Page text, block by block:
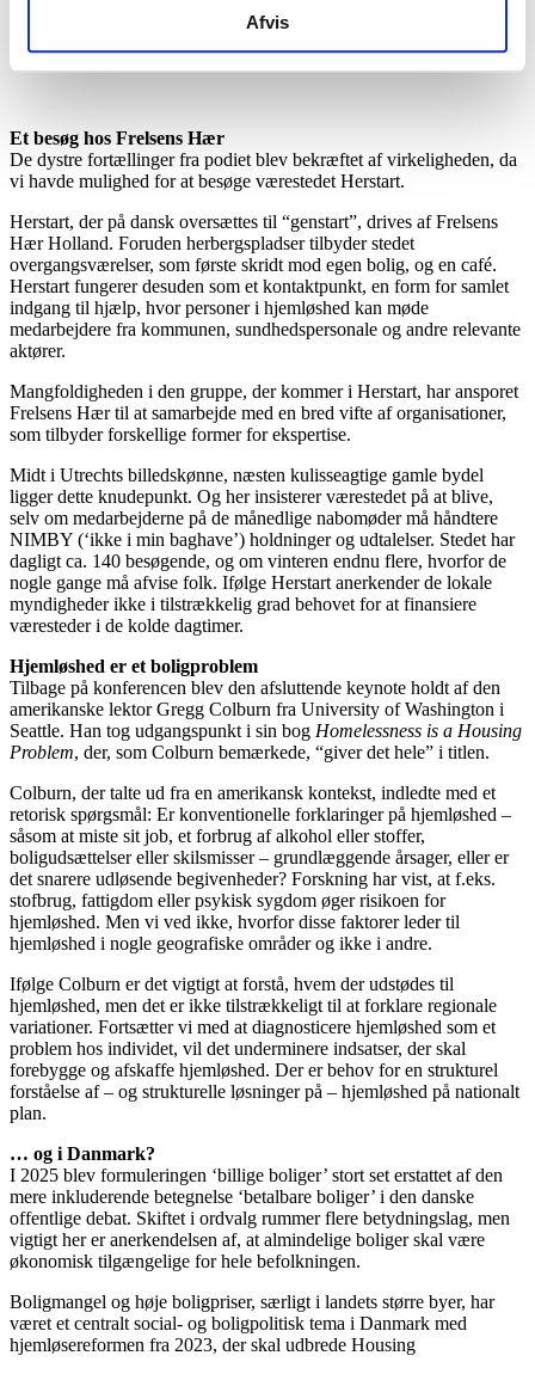
Afvis
økonomisk tilgængelige for hele befolkningen.
Et besøg hos Frelsens Hær
De dystre fortællinger fra podiet blev bekræftet af virkeligheden, da
vi havde mulighed for at besøge værestedet Herstart.
Herstart, der på dansk oversættes til “genstart”, drives af Frelsens
Hær Holland. Foruden herbergspladser tilbyder stedet
overgangsværelser, som første skridt mod egen bolig, og en café.
Herstart fungerer desuden som et kontaktpunkt, en form for samlet
indgang til hjælp, hvor personer i hjemløshed kan møde
medarbejdere fra kommunen, sundhedspersonale og andre relevante
aktører.
Mangfoldigheden i den gruppe, der kommer i Herstart, har ansporet
Frelsens Hær til at samarbejde med en bred vifte af organisationer,
som tilbyder forskellige former for ekspertise.
Midt i Utrechts billedskønne, næsten kulisseagtige gamle bydel
ligger dette knudepunkt. Og her insisterer værestedet på at blive,
selv om medarbejderne på de månedlige nabomøder må håndtere
NIMBY (‘ikke i min baghave’) holdninger og udtalelser. Stedet har
dagligt ca. 140 besøgende, og om vinteren endnu flere, hvorfor de
nogle gange må afvise folk. Ifølge Herstart anerkender de lokale
myndigheder ikke i tilstrækkelig grad behovet for at finansiere
væresteder i de kolde dagtimer.
Hjemløshed er et boligproblem
Tilbage på konferencen blev den afsluttende keynote holdt af den
amerikanske lektor Gregg Colburn fra University of Washington i
Seattle. Han tog udgangspunkt i sin bog Homelessness is a Housing
Problem, der, som Colburn bemærkede, “giver det hele” i titlen.
Colburn, der talte ud fra en amerikansk kontekst, indledte med et
retorisk spørgsmål: Er konventionelle forklaringer på hjemløshed –
såsom at miste sit job, et forbrug af alkohol eller stoffer,
boligudsættelser eller skilsmisser – grundlæggende årsager, eller er
det snarere udløsende begivenheder? Forskning har vist, at f.eks.
stofbrug, fattigdom eller psykisk sygdom øger risikoen for
hjemløshed. Men vi ved ikke, hvorfor disse faktorer leder til
hjemløshed i nogle geografiske områder og ikke i andre.
Ifølge Colburn er det vigtigt at forstå, hvem der udstødes til
hjemløshed, men det er ikke tilstrækkeligt til at forklare regionale
variationer. Fortsætter vi med at diagnosticere hjemløshed som et
problem hos individet, vil det underminere indsatser, der skal
forebygge og afskaffe hjemløshed. Der er behov for en strukturel
forståelse af – og strukturelle løsninger på – hjemløshed på nationalt
plan.
… og i Danmark?
I 2025 blev formuleringen ‘billige boliger’ stort set erstattet af den
mere inkluderende betegnelse ‘betalbare boliger’ i den danske
offentlige debat. Skiftet i ordvalg rummer flere betydningslag, men
vigtigt her er anerkendelsen af, at almindelige boliger skal være
økonomisk tilgængelige for hele befolkningen.
Boligmangel og høje boligpriser, særligt i landets større byer, har
været et centralt social- og boligpolitisk tema i Danmark med
hjemløsereformen fra 2023, der skal udbrede Housing